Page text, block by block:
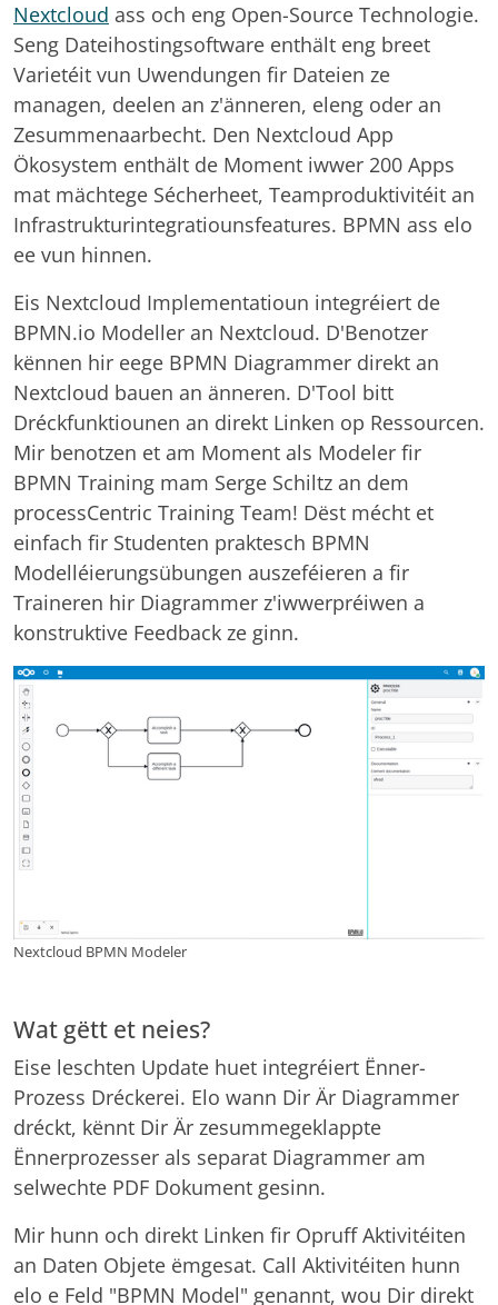
Nextcloud BPMN Modeler
Nextcloud ass och eng Open-Source Technologie.
Seng Dateihostingsoftware enthält eng breet
Varietéit vun Uwendungen fir Dateien ze
managen, deelen an z'änneren, eleng oder an
Zesummenaarbecht. Den Nextcloud App
Ökosystem enthält de Moment iwwer 200 Apps
mat mächtege Sécherheet, Teamproduktivitéit an
Infrastrukturintegratiounsfeatures. BPMN ass elo
ee vun hinnen.
Eis Nextcloud Implementatioun integréiert de
BPMN.io Modeller an Nextcloud. D'Benotzer
kënnen hir eege BPMN Diagrammer direkt an
Nextcloud bauen an änneren. D'Tool bitt
Dréckfunktiounen an direkt Linken op Ressourcen.
Mir benotzen et am Moment als Modeler fir
BPMN Training mam Serge Schiltz an dem
processCentric Training Team! Dëst mécht et
einfach fir Studenten praktesch BPMN
Modelléierungsübungen auszeféieren a fir
Traineren hir Diagrammer z'iwwerpréiwen a
konstruktive Feedback ze ginn.
Wat gëtt et neies?
Eise leschten Update huet integréiert Ënner-
Prozess Dréckerei. Elo wann Dir Är Diagrammer
dréckt, kënnt Dir Är zesummegeklappte
Ënnerprozesser als separat Diagrammer am
selwechte PDF Dokument gesinn.
Mir hunn och direkt Linken fir Opruff Aktivitéiten
an Daten Objete ëmgesat. Call Aktivitéiten hunn
elo e Feld "BPMN Model" genannt, wou Dir direkt